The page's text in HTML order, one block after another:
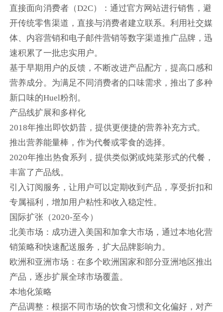
直接面向消费者（D2C）：通过官方网站进行销售，避
开传统零售渠道，直接与消费者建立联系。利用社交媒
体、内容营销和电子邮件营销等数字渠道推广品牌，迅
速积累了一批忠实用户。
基于早期用户的反馈，不断改进产品配方，提高口感和
营养成分。为满足不同消费者的口味需求，推出了多种
新口味的Huel粉剂。
产品线扩展和多样化
2018年推出即饮奶昔，提供更便捷的营养补充方式。
推出营养能量棒，作为代餐或零食的选择。
2020年推出热食系列，提供类似粥或炖菜形式的代餐，
丰富了产品线。
引入订阅服务，让用户可以定期收到产品，享受折扣和
专属福利，增加用户粘性和收入稳定性。
国际扩张（2020-至今）
北美市场：成功进入美国和加拿大市场，通过本地化营
销策略和快速配送服务，扩大品牌影响力。
欧洲和亚洲市场：在多个欧洲国家和部分亚洲地区推出
产品，逐步扩展全球市场覆盖。
本地化策略
产品调整：根据不同市场的饮食习惯和文化偏好，对产